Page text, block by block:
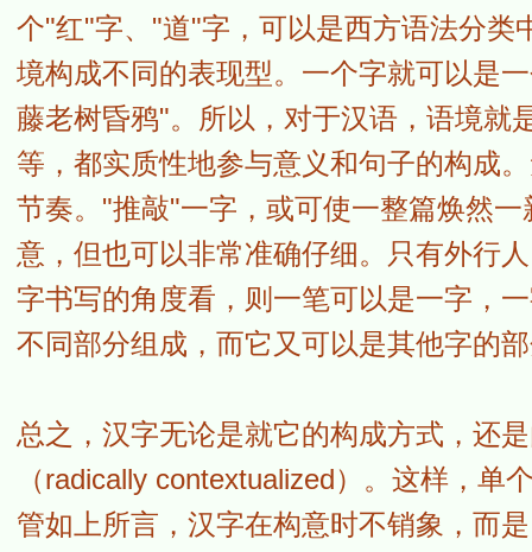
个"红"字、"道"字，可以是西方语法分类
境构成不同的表现型。一个字就可以是
藤老树昏鸦"。所以，对于汉语，语境就
等，都实质性地参与意义和句子的构成
节奏。"推敲"一字，或可使一整篇焕然
意，但也可以非常准确仔细。只有外行
字书写的角度看，则一笔可以是一字，
不同部分组成，而它又可以是其他字的
总之，汉字无论是就它的构成方式，还
（radically contextualized）。这样，
管如上所言，汉字在构意时不销象，而